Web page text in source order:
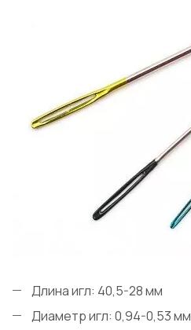
Длина игл: 40,5-28 мм
Диаметр игл: 0,94-0,53 мм